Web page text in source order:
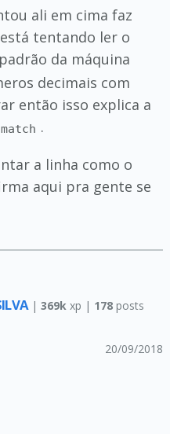
ali em cima faz
tentando ler o
da máquina
decimais com
então isso explica a
.
a linha como o
aqui pra gente se
| 369k xp | 178posts
20/09/2018